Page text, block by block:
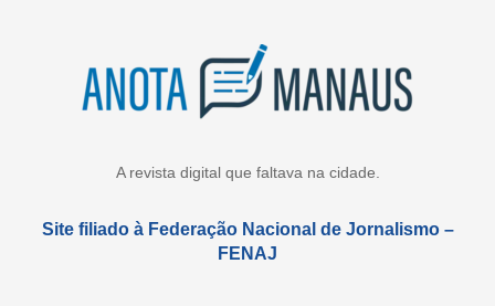
A revista digital que faltava na cidade.
Site filiado à Federação Nacional de Jornalismo –
FENAJ